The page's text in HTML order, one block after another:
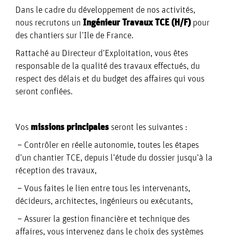
Dans le cadre du développement de nos activités,
nous recrutons un Ingénieur Travaux TCE (H/F)pour
des chantiers sur l’Ile de France.
Rattaché au Directeur d’Exploitation, vous êtes
responsable de la qualité des travaux effectués, du
respect des délais et du budget des affaires qui vous
seront confiées.
Vos missions principales seront les suivantes :
– Contrôler en réelle autonomie, toutes les étapes
d’un chantier TCE, depuis l’étude du dossier jusqu’à la
réception des travaux,
– Vous faites le lien entre tous les intervenants,
décideurs, architectes, ingénieurs ou exécutants,
– Assurer la gestion financière et technique des
affaires, vous intervenez dans le choix des systèmes